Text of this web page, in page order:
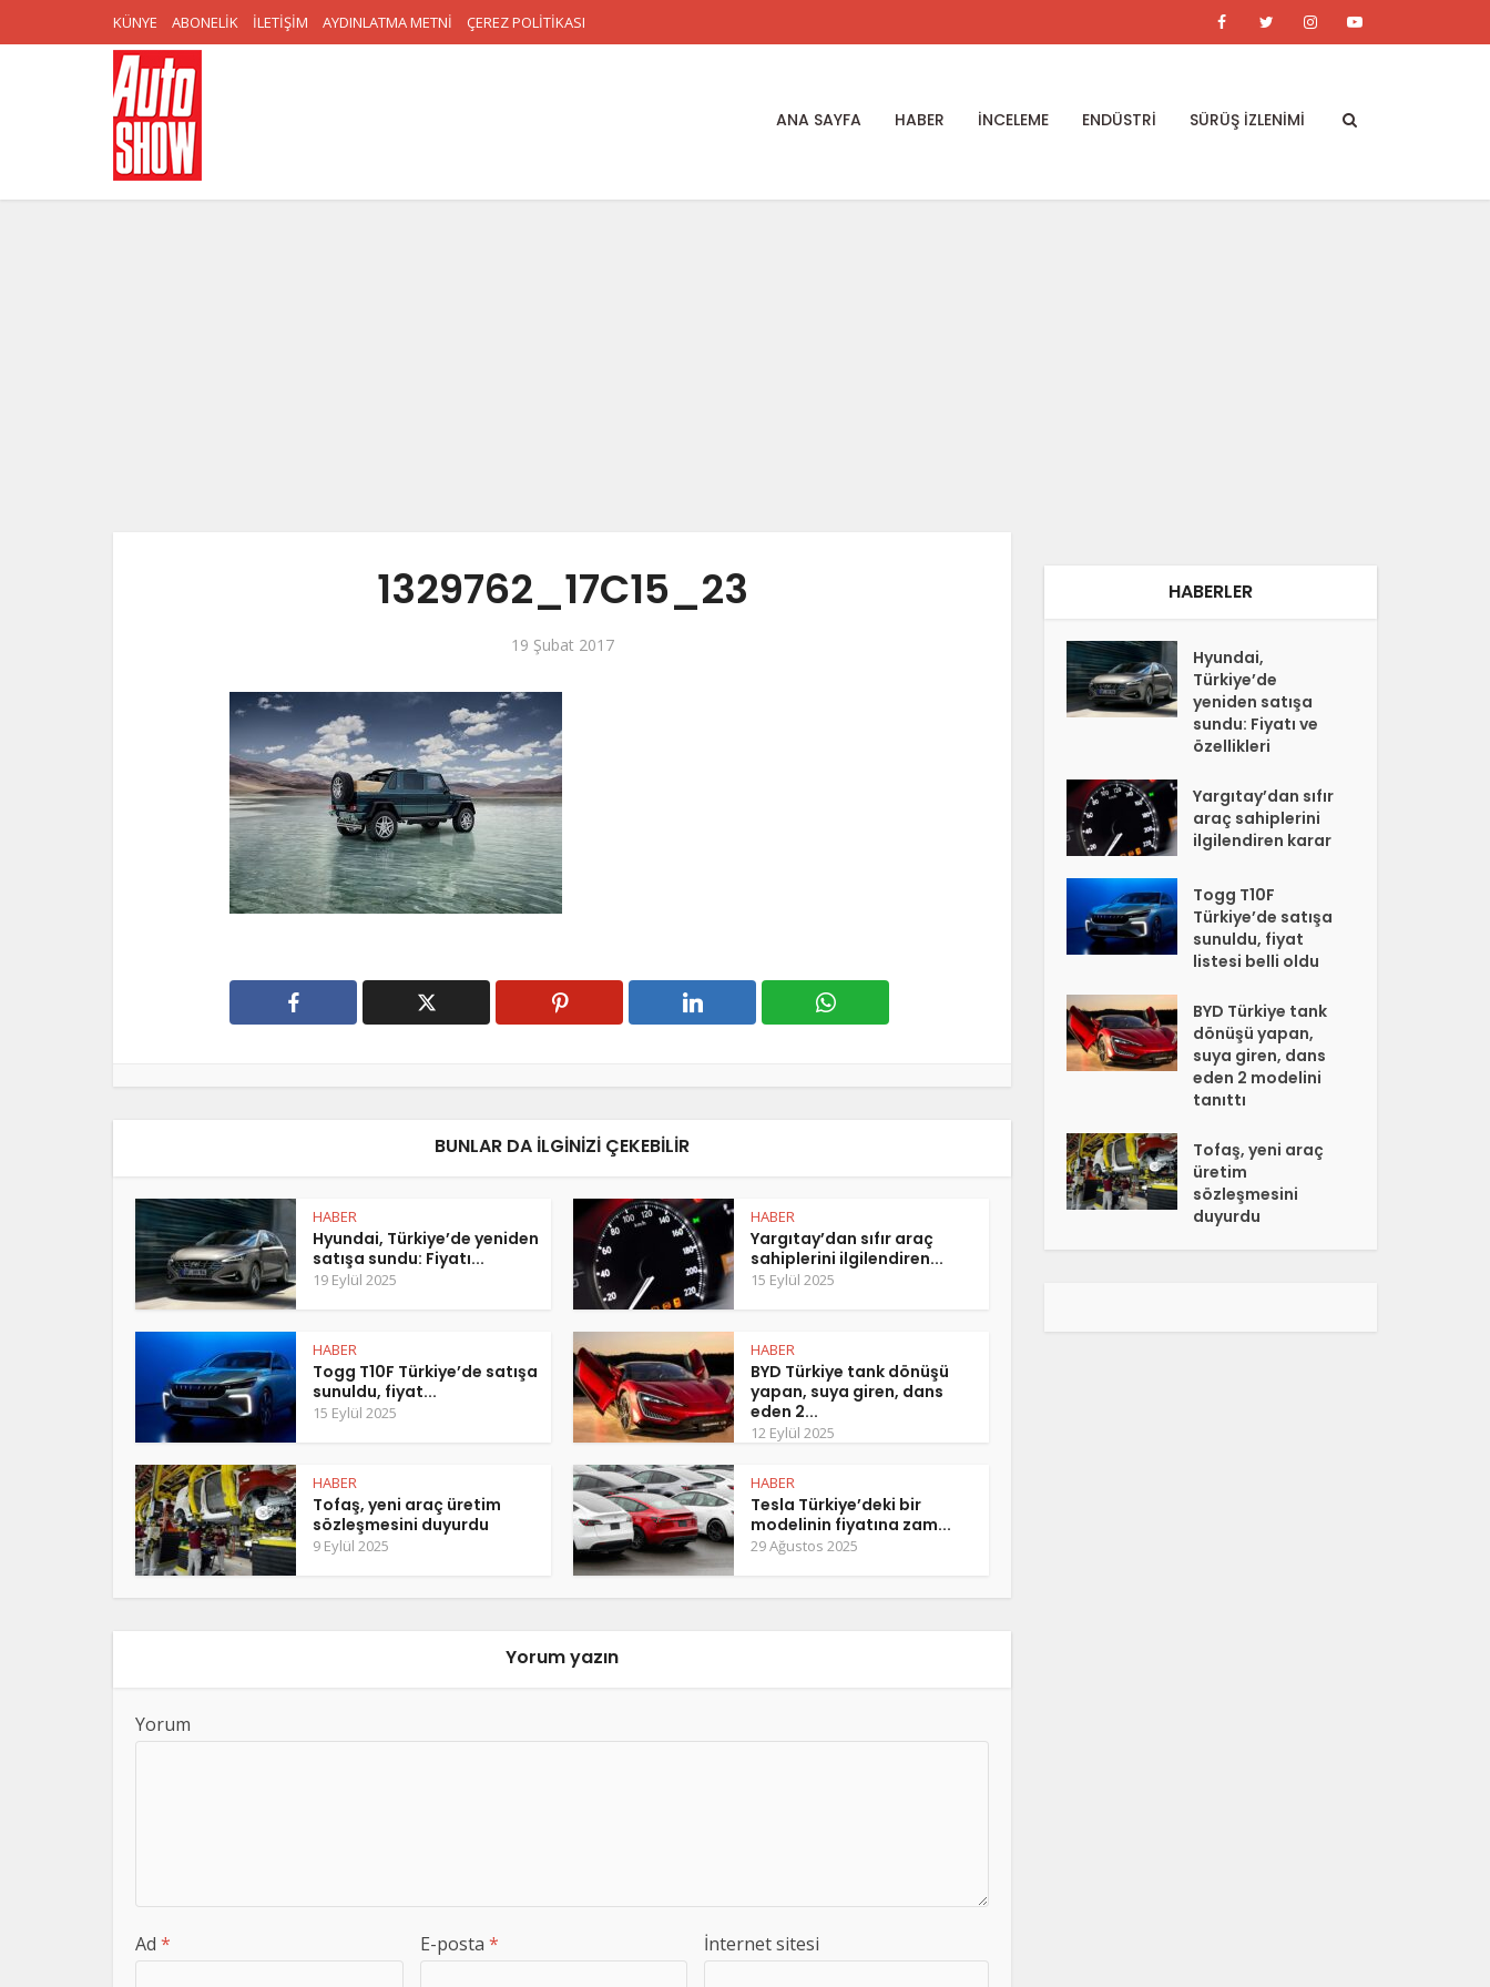
KÜNYE ABONELİK İLETİŞİM AYDINLATMA METNİ ÇEREZ POLİTİKASI
ANA SAYFA HABER İNCELEME ENDÜSTRİ SÜRÜŞ İZLENİMİ
1329762_17C15_23
19 Şubat 2017
BUNLAR DA ILGINIZI ÇEKEBILIR
HABER
Hyundai, Türkiye’de yeniden
satışa sundu: Fiyatı...
19 Eylül 2025
HABER
Yargıtay’dan sıfır araç
sahiplerini ilgilendiren...
15 Eylül 2025
HABER
Togg T10F Türkiye’de satışa
sunuldu, fiyat...
15 Eylül 2025
HABER
BYD Türkiye tank dönüşü
yapan, suya giren, dans
eden 2...
12 Eylül 2025
HABER
Tofaş, yeni araç üretim
sözleşmesini duyurdu
9 Eylül 2025
HABER
Tesla Türkiye’deki bir
modelinin fiyatına zam...
29 Ağustos 2025
Yorum yazın
Yorum
Ad * E-posta * İnternet sitesi
HABERLER
Hyundai,
Türkiye’de
yeniden satışa
sundu: Fiyatı ve
özellikleri
Yargıtay’dan sıfır
araç sahiplerini
ilgilendiren karar
Togg T10F
Türkiye’de satışa
sunuldu, fiyat
listesi belli oldu
BYD Türkiye tank
dönüşü yapan,
suya giren, dans
eden 2 modelini
tanıttı
Tofaş, yeni araç
üretim
sözleşmesini
duyurdu